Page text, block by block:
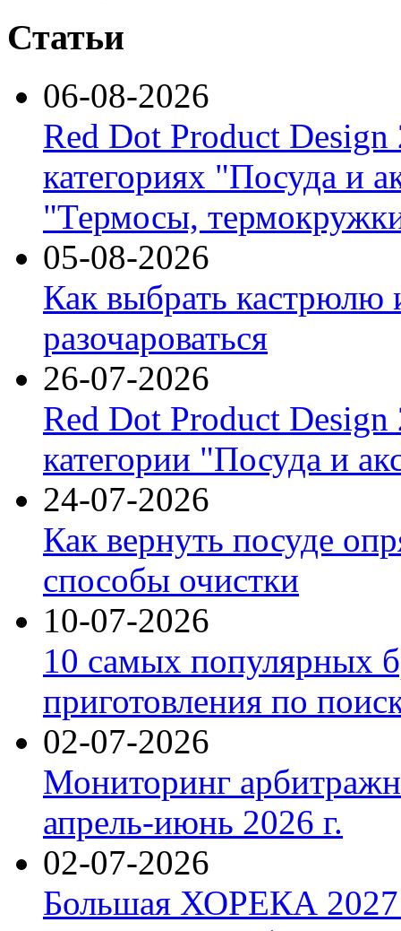
Статьи
06-08-2026
Red Dot Product Design
категориях "Посуда и
"Термосы,
05-08-2026
Как выбрать кастрюлю
разочароваться
26-07-2026
Red Dot Product Design
категории "Посуда и
24-07-2026
Как вернуть посуде
способы очистки
10-07-2026
10 самых популярных
приготовления по
02-07-2026
Мониторинг
апрель-июнь 2026 г.
02-07-2026
Большая ХОРЕКА 2027: